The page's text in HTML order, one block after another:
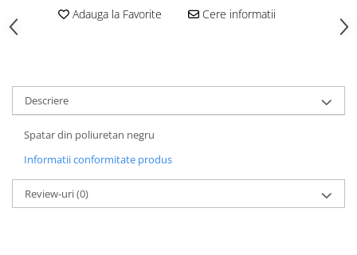
Adauga la Favorite Cere informatii
Descriere
Spatar din poliuretan negru
Informatii conformitate produs
Review-uri(0)